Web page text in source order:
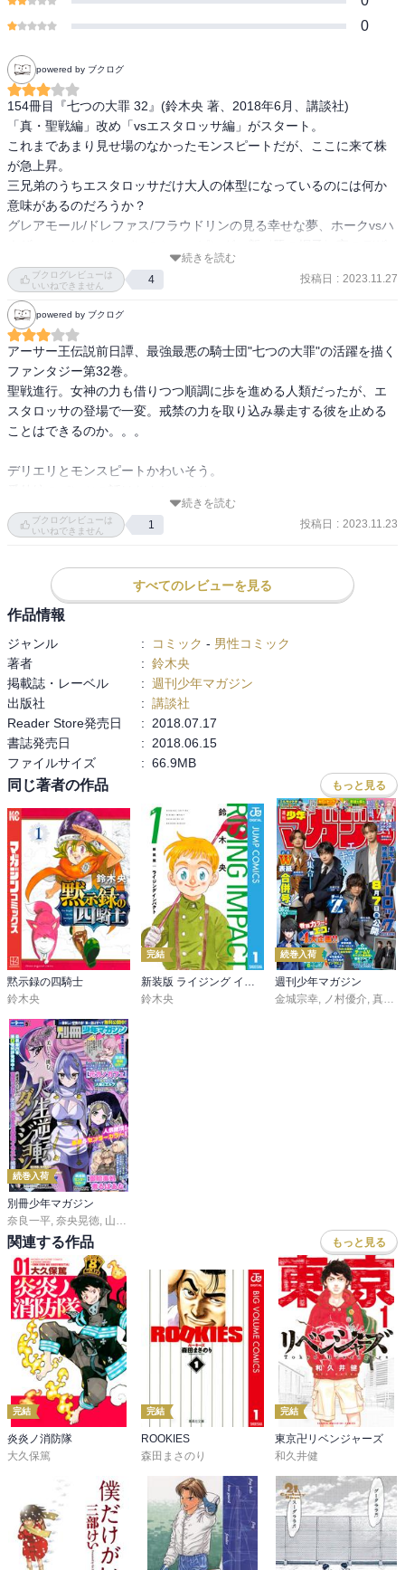
0
powered by ブクログ
154冊目『七つの大罪 32』(鈴木央 著、2018年6月、講談社)
「真・聖戦編」改め「vsエスタロッサ編」がスタート。
これまであまり見せ場のなかったモンスピートだが、ここに来て株
が急上昇。
三兄弟のうちエスタロッサだけ大人の体型になっているのには何か
意味があるのだろうか？
グレアモール/ドレファス/フラウドリンの見る幸せな夢、ホークvsハ
インについての番外編も収録。パンツの話はマジでキモい。
〈ずっと お前に 伝えたい 言葉があった〉
続きを読む
ブクログレビューは
いいねできません
4 投稿日 : 2023.11.27
powered by ブクログ
アーサー王伝説前日譚、最強最悪の騎士団"七つの大罪"の活躍を描く
ファンタジー第32巻。
聖戦進行。女神の力も借りつつ順調に歩を進める人類だったが、エ
スタロッサの登場で一変。戒禁の力を取り込み暴走する彼を止める
ことはできるのか。。。
デリエリとモンスピートかわいそう。
続きを読む
ブクログレビューは
いいねできません
1 投稿日 : 2023.11.23
すべてのレビューを見る
作品情報
ジャンル : コミック - 男性コミック
著者
: 鈴木央
掲載誌・レーベル
: 週刊少年マガジン
出版社
: 講談社
Reader Store発売日
:
2018.07.17
書誌発売日
:
2018.06.15
ファイルサイズ
: 66.9MB
同じ著者の作品 もっと見る
黙示録の四騎士
鈴木央
完結
新装版 ライジング インパクト
鈴木央
続巻入荷
週刊少年マガジン
金城宗幸, ノ村優介, 真島ヒロ
続巻入荷
別冊少年マガジン
奈良一平 奈央晃徳 山川直輝
関連する作品 もっと見る
完結
炎炎ノ消防隊
大久保篤
完結
ROOKIES
森田まさのり
完結
東京卍リベンジャーズ
和久井健